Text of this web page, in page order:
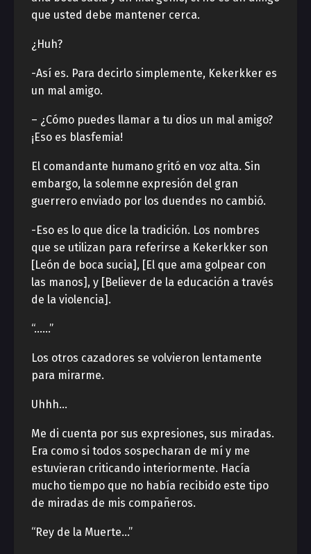
que usted debe mantener cerca.
¿Huh?
-Así es. Para decirlo simplemente, Kekerkker es
un mal amigo.
– ¿Cómo puedes llamar a tu dios un mal amigo?
¡Eso es blasfemia!
El comandante humano gritó en voz alta. Sin
embargo, la solemne expresión del gran
guerrero enviado por los duendes no cambió.
-Eso es lo que dice la tradición. Los nombres
que se utilizan para referirse a Kekerkker son
[León de boca sucia], [El que ama golpear con
las manos], y [Believer de la educación a través
de la violencia].
“……”
Los otros cazadores se volvieron lentamente
para mirarme.
Uhhh…
Me di cuenta por sus expresiones, sus miradas.
Era como si todos sospecharan de mí y me
estuvieran criticando interiormente. Hacía
mucho tiempo que no había recibido este tipo
de miradas de mis compañeros.
“Rey de la Muerte…”